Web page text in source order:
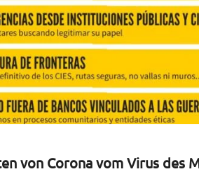
von Corona vom Virus des